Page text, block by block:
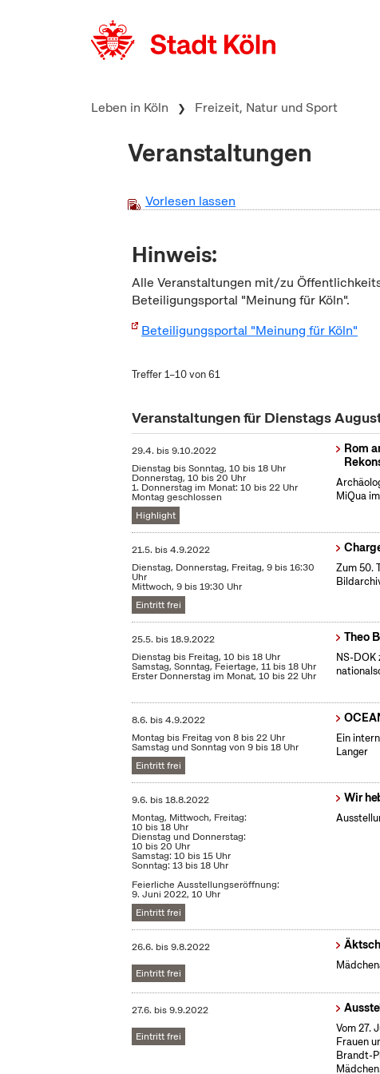
Leben in Köln Freizeit, Natur und Sport
Veranstaltungen
Vorlesen lassen
Hinweis:
Alle Veranstaltungen mit/zu
Beteiligungsportal "Meinung für Köln".
Beteiligungsportal "Meinung für Köln"
Treffer 1–10 von 61
Veranstaltungen für Dienstags
29.4. bis9.10.2022
Dienstag bis Sonntag, 10 bis 18 Uhr
Donnerstag, 10 bis 20 Uhr
1. Donnerstag im Monat: 10 bis 22 Uhr
Montag geschlossen
Highlight
Rom
MiQua
21.5. bis4.9.2022
Dienstag, Donnerstag, Freitag, 9 bis 16:30
Uhr
Mittwoch, 9 bis 19:30 Uhr
Eintritt frei
Zum 50.
25.5. bis18.9.2022
Dienstag bis Freitag, 10 bis 18 Uhr
Samstag, Sonntag, Feiertage, 11 bis 18 Uhr
Erster Donnerstag im Monat, 10 bis 22 Uhr
Theo
NS-
8.6. bis4.9.2022
Montag bis Freitag von 8 bis 22 Uhr
Samstag und Sonntag von 9 bis 18 Uhr
Eintritt frei
Ein
Langer
9.6. bis18.8.2022
Montag, Mittwoch, Freitag:
10 bis 18 Uhr
Dienstag und Donnerstag:
10 bis 20 Uhr
Samstag: 10 bis 15 Uhr
Sonntag: 13 bis 18 Uhr
Feierliche Ausstellungseröffnung:
9. Juni 2022, 10 Uhr
Eintritt frei
Wir
26.6. bis9.8.2022
Eintritt frei
27.6. bis9.9.2022
Eintritt frei
Vom 27.
Frauen
Brandt-